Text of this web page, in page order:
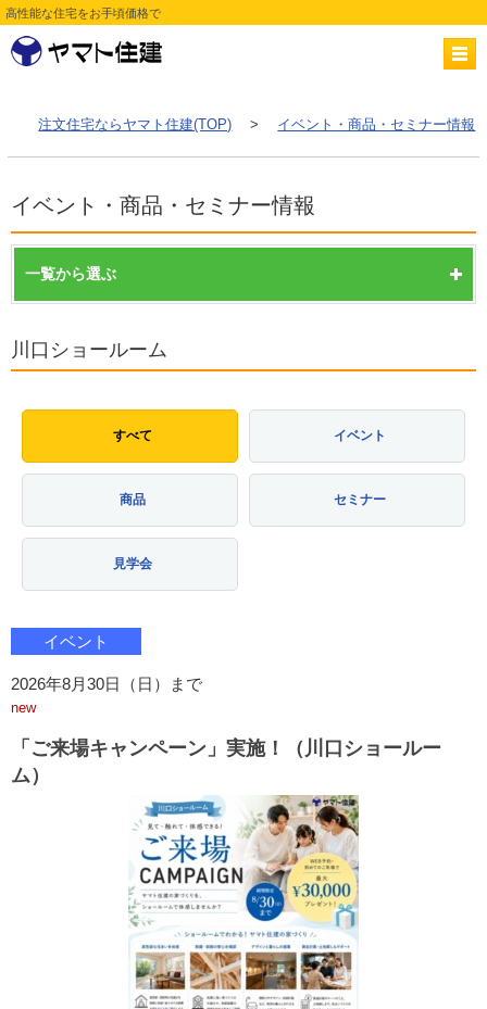
高性能な住宅をお手頃価格で
注文住宅ならヤマト住建(TOP) > イベント・商品・セミナー情報
イベント・商品・セミナー情報
一覧から選ぶ
川口ショールーム
すべて イベント
商品 セミナー
見学会
イベント
2026年8月30日（日）まで
new
「ご来場キャンペーン」実施！（川口ショールー
ム）